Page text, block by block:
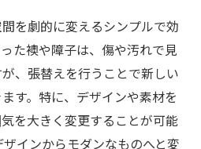
を劇的に変えるシンプルで効
た襖や障子は、傷や汚れで見
、張替えを行うことで新しい
す。特に、デザインや素材を
を大きく変更することが可能
インからモダンなものへと変